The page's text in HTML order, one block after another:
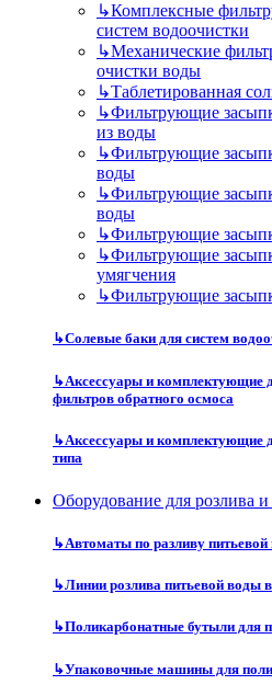
↳Комплексные
систем водоочистки
↳Механические
очистки воды
↳Таблетированная
↳Фильтрующие
из воды
↳Фильтрующие
воды
↳Фильтрующие
воды
↳Фильтрующие
↳Фильтрующие
умягчения
↳Фильтрующие
↳Солевые баки для систем
↳Аксессуары и комплектующие
фильтров обратного осмоса
↳Аксессуары и комплектующие
типа
Оборудование для розлива
↳Автоматы по разливу
↳Линии розлива питьевой воды
↳Поликарбонатные бутыли для
↳Упаковочные машины для